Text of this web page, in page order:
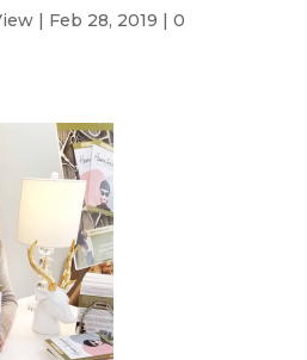
| Feb 28, 2019 | 0